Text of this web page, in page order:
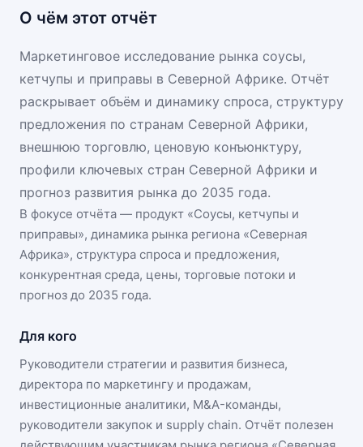
О чём этот отчёт
Маркетинговое исследование рынка соусы,
кетчупы и приправы в Северной Африке. Отчёт
раскрывает объём и динамику спроса, структуру
предложения по странам Северной Африки,
внешнюю торговлю, ценовую конъюнктуру,
профили ключевых стран Северной Африки и
прогноз развития рынка до 2035 года.
В фокусе отчёта — продукт «Соусы, кетчупы и
приправы», динамика рынка региона «Северная
Африка», структура спроса и предложения,
конкурентная среда, цены, торговые потоки и
прогноз до 2035 года.
Для кого
Руководители стратегии и развития бизнеса,
директора по маркетингу и продажам,
инвестиционные аналитики, M&A-команды,
руководители закупок и supply chain. Отчёт полезен